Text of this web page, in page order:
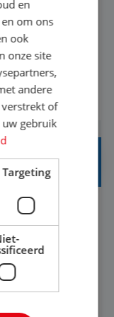
of
voor de
de hele
in op de
er in de
weet je
te
of
voor de
en
om ons
ook
onze site
andere
of
gebruik
Targeting